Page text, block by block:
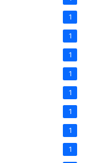
1
1
1
1
1
1
1
1